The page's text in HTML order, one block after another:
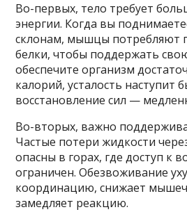
Во-первых, тело требует
энергии. Когда вы
склонам, мышцы потребляют
белки, чтобы поддержать
обеспечите организм
калорий, усталость наступит
восстановление сил —
Во-вторых, важно
Частые потери жидкости
опасны в горах, где доступ к
ограничен. Обезвоживание
координацию, снижает
замедляет реакцию.